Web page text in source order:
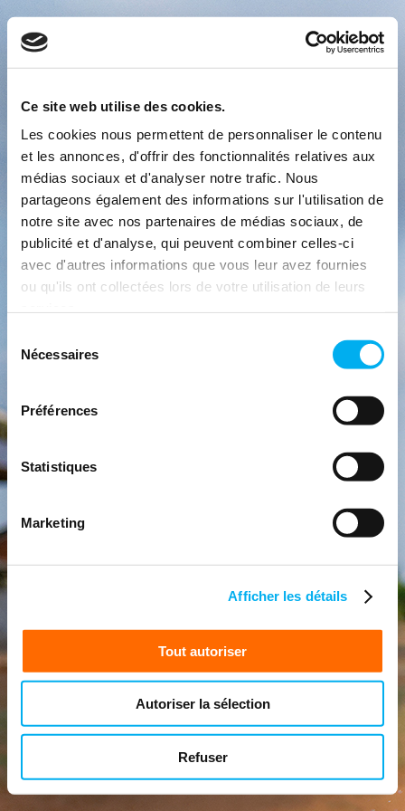
Ce site web utilise des cookies.
Les cookies nous permettent de personnaliser le contenu
et les annonces, d'offrir des fonctionnalités relatives aux
médias sociaux et d'analyser notre trafic. Nous
partageons également des informations sur l'utilisation de
notre site avec nos partenaires de médias sociaux, de
publicité et d'analyse, qui peuvent combiner celles-ci
avec d'autres informations que vous leur avez fournies
ou qu'ils ont collectées lors de votre utilisation de leurs
Nécessaires
Préférences
Statistiques
Marketing
Afficher les détails
Tout autoriser
Autoriser la sélection
Refuser